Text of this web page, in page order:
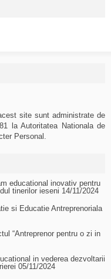
site sunt administrate de
la Autoritatea Nationala de
Personal.
educational inovativ pentru
tinerilor ieseni 14/11/2024
si Educatie Antreprenoriala
“Antreprenor pentru o zi in
in vederea dezvoltarii
05/11/2024